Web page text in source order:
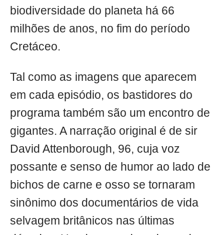
biodiversidade do planeta há 66
milhões de anos, no fim do período
Cretáceo.
Tal como as imagens que aparecem
em cada episódio, os bastidores do
programa também são um encontro de
gigantes. A narração original é de sir
David Attenborough, 96, cuja voz
possante e senso de humor ao lado de
bichos de carne e osso se tornaram
sinônimo dos documentários de vida
selvagem britânicos nas últimas